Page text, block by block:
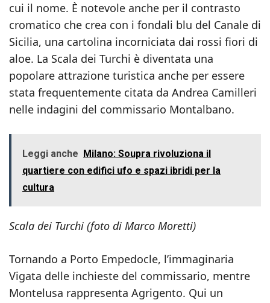
cui il nome. È notevole anche per il contrasto
cromatico che crea con i fondali blu del Canale di
Sicilia, una cartolina incorniciata dai rossi fiori di
aloe. La Scala dei Turchi è diventata una
popolare attrazione turistica anche per essere
stata frequentemente citata da Andrea Camilleri
nelle indagini del commissario Montalbano.
Leggi anche Milano: Soupra rivoluziona il
quartiere con edifici ufo e spazi ibridi per la
cultura
Scala dei Turchi (foto di Marco Moretti)
Tornando a Porto Empedocle, l’immaginaria
Vigata delle inchieste del commissario, mentre
Montelusa rappresenta Agrigento. Qui un